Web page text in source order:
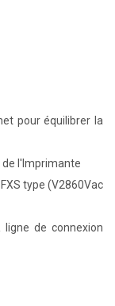
pour équilibrer la
de l'Imprimante
type (V2860Vac
ligne de connexion